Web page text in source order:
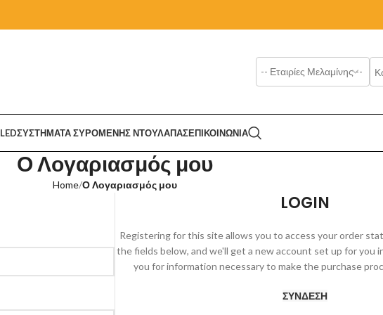
ΣΥΣΤΗΜΑΤΑ ΣΥΡΟΜΕΝΗΣ ΝΤΟΥΛΑΠΑΣΕΠΙΚΟΙΝΩΝΙΑ
Ο Λογαριασμός μου
Home Ο Λογαριασμός μου
LOGIN
Registering for this site allows you to access your order
the fields below, and we'll get a new account set up for you
you for information necessary to make the purchase
ΣΎΝΔΕΣΗ